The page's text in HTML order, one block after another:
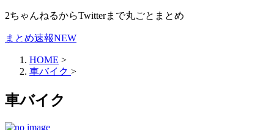
2ちゃんねるからTwitterまで丸ごとまとめ
まとめ速報NEW
HOME >
車バイク >
車バイク